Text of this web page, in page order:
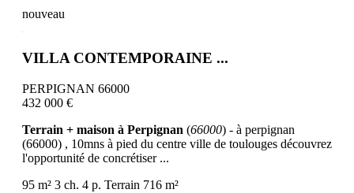
nouveau
VILLA CONTEMPORAINE ...
PERPIGNAN 66000
432 000 €
Terrain + maison à Perpignan (66000) - à perpignan
(66000) , 10mns à pied du centre ville de toulouges découvrez
l'opportunité de concrétiser ...
95 m² 3 ch. 4 p. Terrain 716 m²